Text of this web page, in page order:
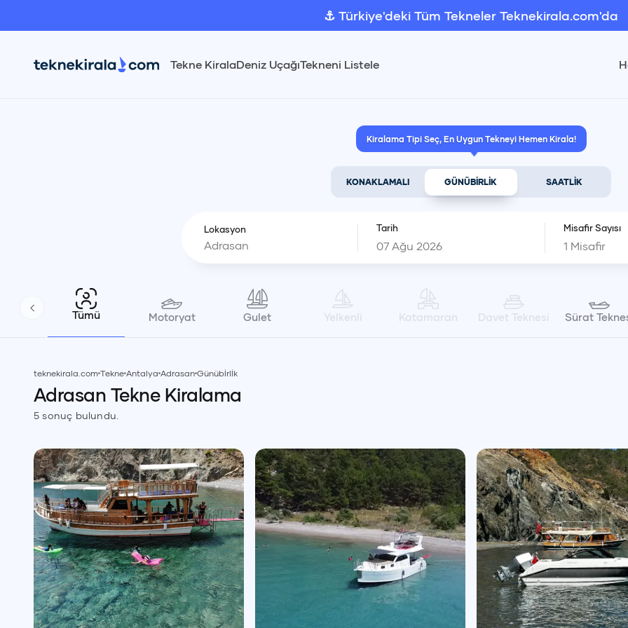
⚓ Türkiye'deki Tüm Tekneler Teknekirala.com'da
Tekne KiralaDeniz UçağıTekneni Listele
Kiralama Tipi Seç, En Uygun Tekneyi Hemen Kirala!
KONAKLAMALI GÜNÜBİRLİK SAATLİK
Lokasyon Tarih
Ağustos 2026
17 18 19 21 22 23
24 25 26 27 28 29 30
31 1 2 4 5 6
Misafir Sayısı
1 Misafir
Tümü Motoryat Gulet Yelkenli Katamaran Davet Teknesi Sürat
teknekirala.com Tekne Antalya Adrasan Günübİrlİk
Adrasan Tekne Kiralama
5 sonuç bulundu.